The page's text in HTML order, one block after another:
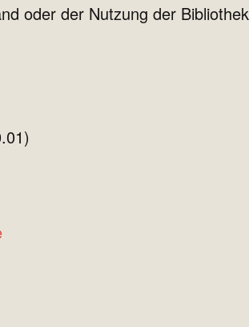
oder der Nutzung der